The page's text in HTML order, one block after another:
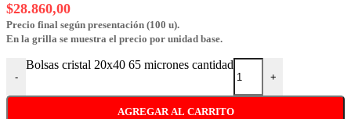
$28.860,00
Precio final según presentación (100 u).
En la grilla se muestra el precio por unidad base.
-
Bolsas cristal 20x40 65 micrones cantidad
+
AGREGAR AL CARRITO